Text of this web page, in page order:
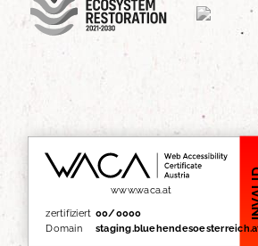
Birdlife